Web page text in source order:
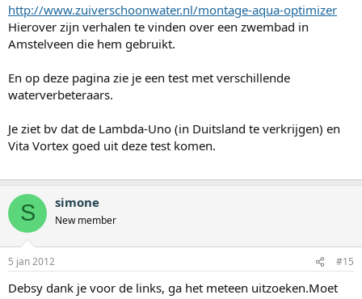
http://www.zuiverschoonwater.nl/montage-aqua-optimizer
Hierover zijn verhalen te vinden over een zwembad in
Amstelveen die hem gebruikt.
En op deze pagina zie je een test met verschillende
waterverbeteraars.
Je ziet bv dat de Lambda-Uno (in Duitsland te verkrijgen) en
Vita Vortex goed uit deze test komen.
S simone
New member
5 jan 2012 #15
Debsy dank je voor de links, ga het meteen uitzoeken.Moet